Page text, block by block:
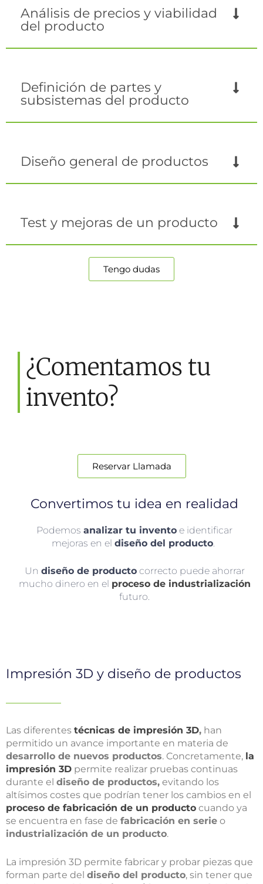
Análisis de precios y viabilidad
del producto
Definición de partes y
subsistemas del producto
Diseño general de productos
Test y mejoras de un producto
Tengo dudas
¿Comentamos tu
invento?
Reservar Llamada
Convertimos tu idea en realidad
Podemos analizar tu invento e identificar
mejoras en el diseño del producto.
Un diseño de productocorrecto puede ahorrar
mucho dinero en el proceso de industrialización
futuro.
Impresión 3D y diseño de productos
Las diferentes técnicas de impresión 3D, han
permitido un avance importante en materia de
desarrollo de nuevos productos. Concretamente, la
impresión 3D permite realizar pruebas continuas
durante el diseño de productos, evitando los
altísimos costes que podrían tener los cambios en el
proceso de fabricación de un producto cuando ya
se encuentra en fase de fabricación en serie o
industrialización de un producto.
La impresión 3D permite fabricar y probar piezas que
forman parte del diseño del producto, sin tener que